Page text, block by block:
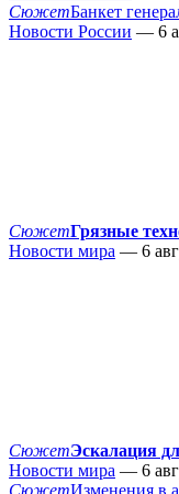
СюжетБанкет
Новости России — 6
СюжетГрязные
Новости мира — 6
СюжетЭскалация
Новости мира — 6